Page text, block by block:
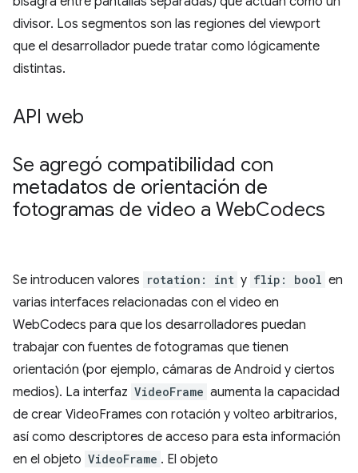
divisor. Los segmentos son las regiones del viewport
que el desarrollador puede tratar como lógicamente
distintas.
API web
Se agregó compatibilidad con
metadatos de orientación de
fotogramas de video a WebCodecs
Se introducen valores rotation: int y flip: bool en
varias interfaces relacionadas con el video en
WebCodecs para que los desarrolladores puedan
trabajar con fuentes de fotogramas que tienen
orientación (por ejemplo, cámaras de Android y ciertos
medios). La interfaz VideoFrame aumenta la capacidad
de crear VideoFrames con rotación y volteo arbitrarios,
así como descriptores de acceso para esta información
en el objeto VideoFrame . El objeto